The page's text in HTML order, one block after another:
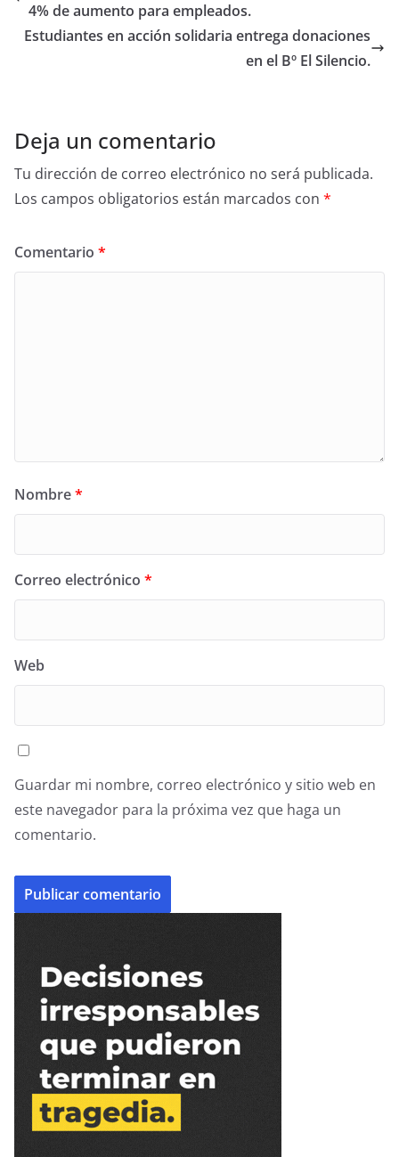
4% de aumento para empleados.
Estudiantes en acción solidaria entrega donaciones
en el Bº El Silencio.
Deja un comentario
Tu dirección de correo electrónico no será publicada.
Los campos obligatorios están marcados con *
Comentario *
Nombre*
Correo electrónico *
Web
Guardar mi nombre, correo electrónico y sitio web en
este navegador para la próxima vez que haga un
comentario.